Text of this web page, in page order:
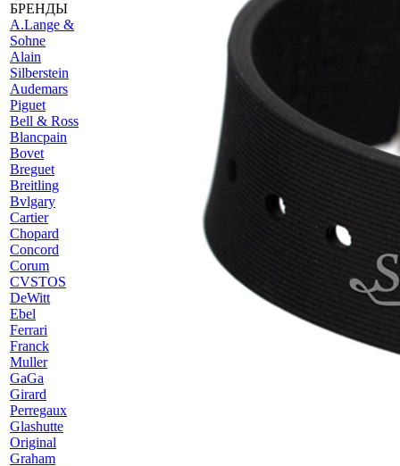
БРЕНДЫ
A.Lange &
Sohne
Alain
Silberstein
Audemars
Piguet
Bell & Ross
Blancpain
Bovet
Breguet
Breitling
Bvlgary
Cartier
Chopard
Concord
Corum
CVSTOS
DeWitt
Ebel
Ferrari
Franck
Muller
GaGa
Girard
Perregaux
Glashutte
Original
Graham